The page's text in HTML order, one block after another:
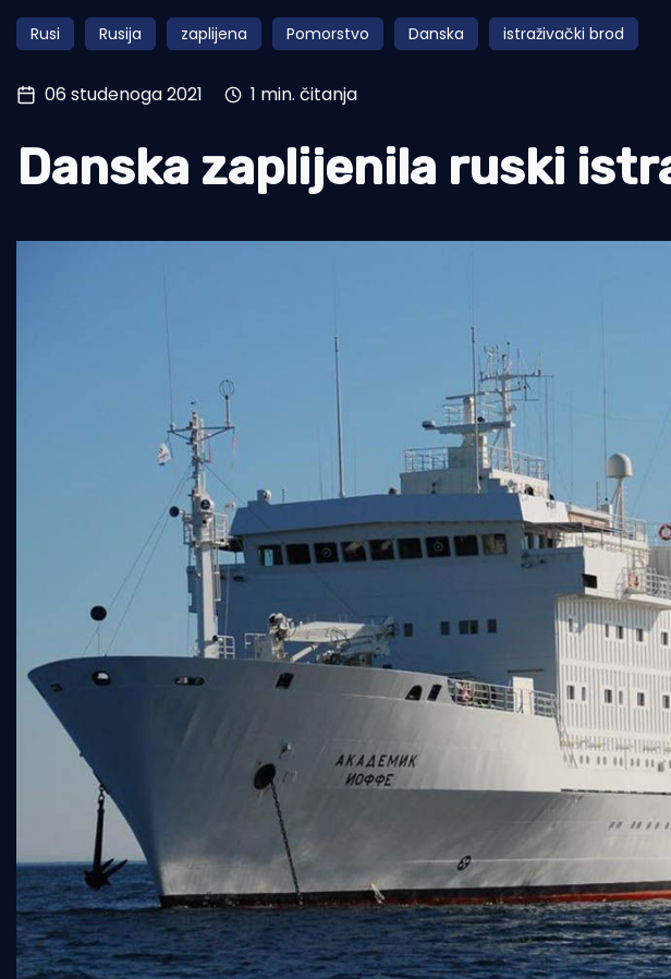
Pomorstvo
Ribolov
Tradicija i kultura
Rusi Rusija zaplijena Pomorstvo Danska istraživački brod
06 studenoga 2021 1 min. čitanja
Danska zaplijenila ruski